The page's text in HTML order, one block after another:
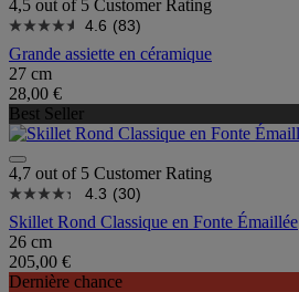
4,5 out of 5 Customer Rating
4.6 (83)
Grande assiette en céramique
27 cm
28,00 €
Best Seller
4,7 out of 5 Customer Rating
4.3 (30)
Skillet Rond Classique en Fonte Émaillée
26 cm
205,00 €
Dernière chance